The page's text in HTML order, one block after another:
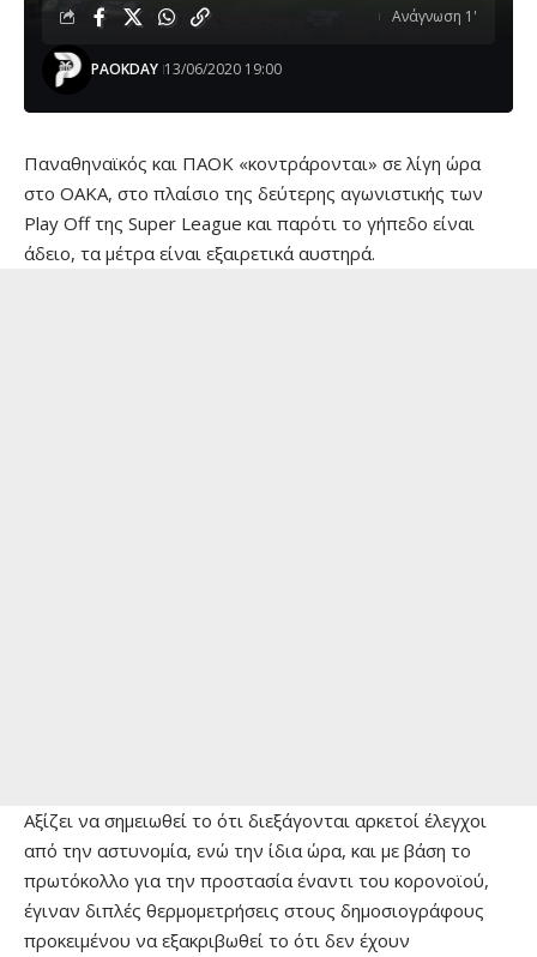
PAOKDAY 13/06/2020 19:00
Ανάγνωση 1'
Παναθηναϊκός και ΠΑΟΚ «κοντράρονται» σε λίγη ώρα
στο ΟΑΚΑ, στο πλαίσιο της δεύτερης αγωνιστικής των
Play Off της Super League και παρότι το γήπεδο είναι
άδειο, τα μέτρα είναι εξαιρετικά αυστηρά.
Αξίζει να σημειωθεί το ότι διεξάγονται αρκετοί έλεγχοι
από την αστυνομία, ενώ την ίδια ώρα, και με βάση το
πρωτόκολλο για την προστασία έναντι του κορονοϊού,
έγιναν διπλές θερμομετρήσεις στους δημοσιογράφους
προκειμένου να εξακριβωθεί το ότι δεν έχουν